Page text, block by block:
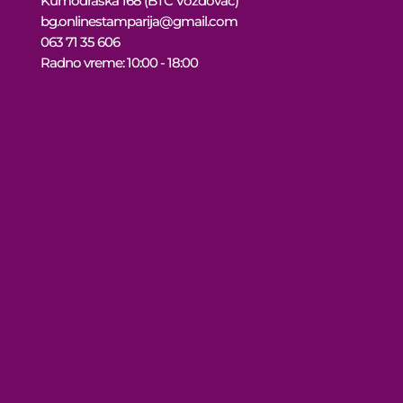
bg.onlinestamparija@gmail.com
063 71 35 606
Radno vreme: 10:00 - 18:00